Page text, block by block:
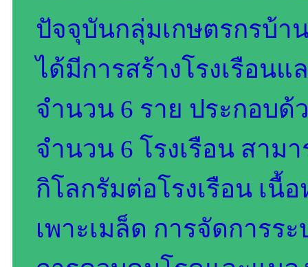
ปัจจุบันกลุ่มเกษตรกรบ้า
ได้มีการสร้างโรงเรือน
จำนวน 6 ราย ประกอบด้
จำนวน 6 โรงเรือน สาม
กิโลกรัมต่อโรงเรือน เนื้
เพาะเมล็ด การจัดการร